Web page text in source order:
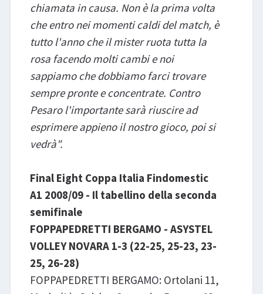
chiamata in causa. Non è la prima volta
che entro nei momenti caldi del match, è
tutto l'anno che il mister ruota tutta la
rosa facendo molti cambi e noi
sappiamo che dobbiamo farci trovare
sempre pronte e concentrate. Contro
Pesaro l'importante sarà riuscire ad
esprimere appieno il nostro gioco, poi si
vedrà".
Final Eight Coppa Italia Findomestic
A1 2008/09 - Il tabellino della seconda
semifinale
FOPPAPEDRETTI BERGAMO - ASYSTEL
VOLLEY NOVARA 1-3 (22-25, 25-23, 23-
25, 26-28)
FOPPAPEDRETTI BERGAMO: Ortolani 11,